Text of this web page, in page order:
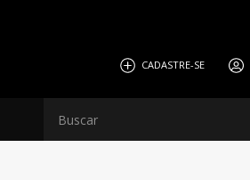
CADASTRE-SE